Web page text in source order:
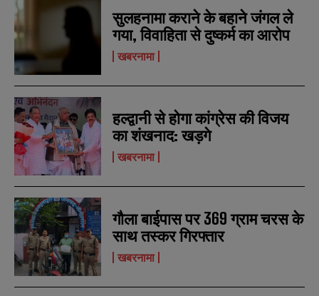
N
m
e
*
E
m
a
i
l
*
N
u
N
m
e
*
E
m
a
i
l
*
N
u
सुलहनामा कराने के बहाने जंगल ले
गया, विवाहिता से दुष्कर्म का आरोप
खबरनामा
हल्द्वानी से होगा कांग्रेस की विजय
का शंखनाद: खड़गे
खबरनामा
गौला बाईपास पर 369 ग्राम चरस के
साथ तस्कर गिरफ्तार
खबरनामा